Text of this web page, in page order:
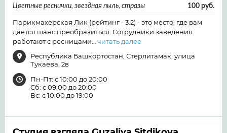
Цветные реснички, звездная пыль, стразы 100 руб.
Парикмахерская Лик (рейтинг - 3.2) - это место, где вам
дается шанс преобразиться. Сотрудники заведения
работают с ресницами… читать далее
Республика Башкортостан, Стерлитамак, улица
Тукаева, 2в
Пн-Пт: с 10:00 до 20:00
Сб: с 09:00 до 20:00
Вс: с 10:00 до 19:00